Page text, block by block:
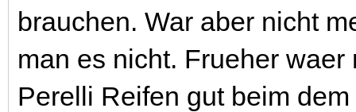
brauchen. War aber nicht
man es nicht. Frueher
Perelli Reifen gut beim